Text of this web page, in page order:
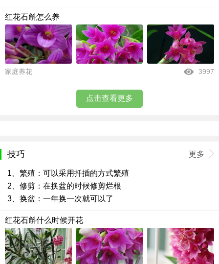
红花石斛怎么养
家庭养花 3997
点击查看更多
技巧 更多
1、繁殖：可以采用扦插的方式繁殖
2、修剪：在换盆的时候修剪烂根
3、换盆：一年换一次就可以了
红花石斛什么时候开花